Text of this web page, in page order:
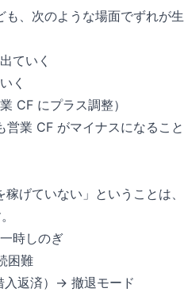
、次のような場面でずれが生
ていく
く
CF にプラス調整）
業 CF がマイナスになること
げていない」ということは、
時しのぎ
困難
入返済）→ 撤退モード